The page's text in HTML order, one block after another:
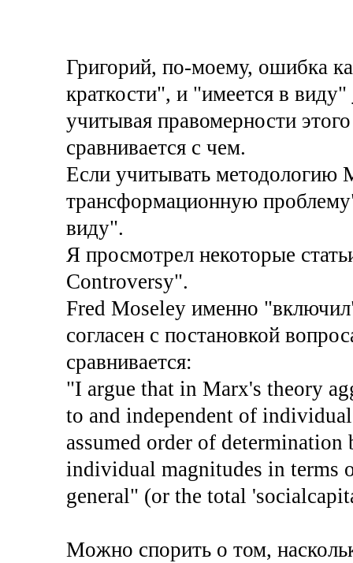
Григорий, по-моему, ошибка
краткости", и "имеется в виду"
учитывая правомерности
сравнивается с чем.
Если учитывать методологию
трансформационную
виду".
Я просмотрел некоторые
Controversy".
Fred Moseley именно
согласен с постановкой
сравнивается:
"I argue that in Marx's theory
to and independent of
assumed order of determination
individual magnitudes in terms
general" (or the total
Moжно спорить о том,